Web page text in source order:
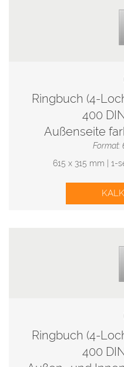
Ringbuch (4-
400
Außenseite
Format:
615 x 315 mm |
Ringbuch (4-
400